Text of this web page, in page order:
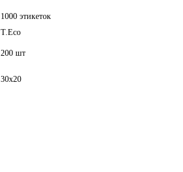
1000 этикеток
T.Eco
200 шт
30x20